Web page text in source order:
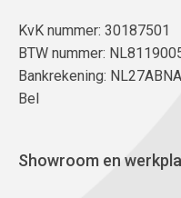
KvK nummer: 30187501
BTW nummer:
Bankrekening:
Bel
Showroom en